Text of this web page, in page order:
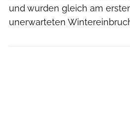
und wurden gleich am
unerwarteten